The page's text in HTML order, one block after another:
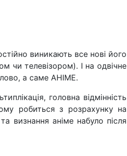
виникають все нові його
чи телевізором). І на одвічне
а саме АНІМЕ.
головна відмінність
робиться з розрахунку на
визнання аніме набуло після